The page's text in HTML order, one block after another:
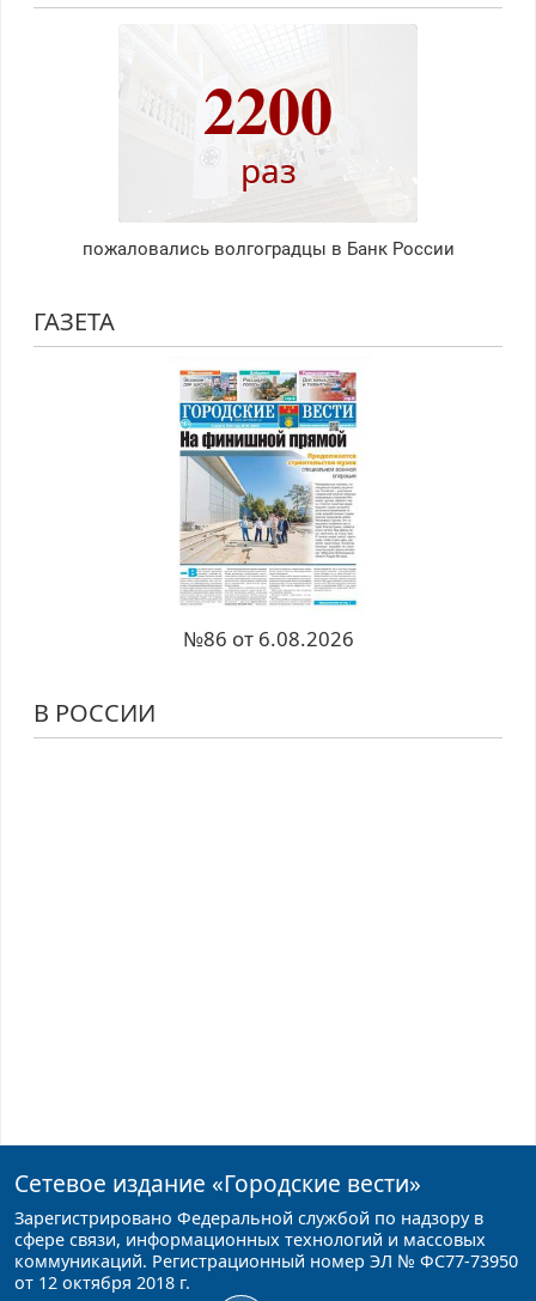
2200
раз
пожаловались волгоградцы в Банк России
ГАЗЕТА
№86 от 6.08.2026
В РОССИИ
Сетевое издание «Городские вести»
Зарегистрировано Федеральной службой по надзору в
сфере связи, информационных технологий и массовых
коммуникаций. Регистрационный номер ЭЛ № ФС77-73950
от 12 октября 2018 г.